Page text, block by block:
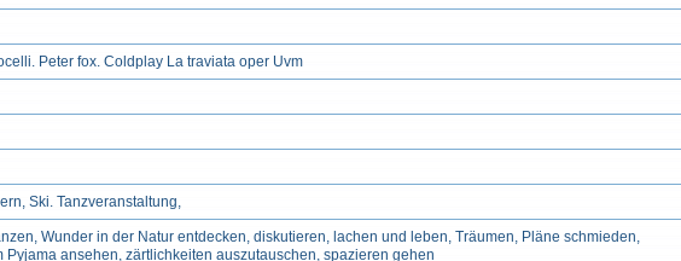
Peter fox. Coldplay La traviata oper Uvm
Ski. Tanzveranstaltung,
Wunder in der Natur entdecken, diskutieren, lachen und leben, Träumen, Pläne schmieden,
ansehen, zärtlichkeiten auszutauschen, spazieren gehen